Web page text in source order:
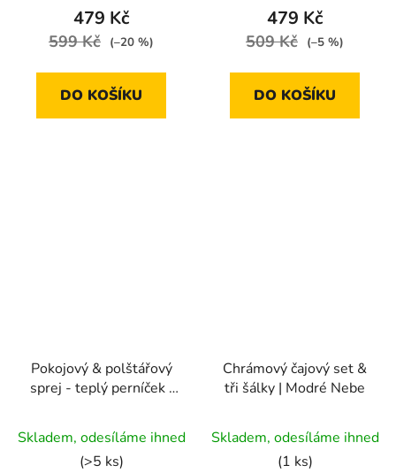
479 Kč
599 Kč (–20 %)
DO KOŠÍKU
479 Kč
509 Kč (–5 %)
DO KOŠÍKU
Pokojový & polštářový
sprej - teplý perníček |
Skladem, odesíláme ihned
(>5 ks)
Chrámový čajový set &
tři šálky | Modré Nebe
Skladem, odesíláme ihned
(1 ks)